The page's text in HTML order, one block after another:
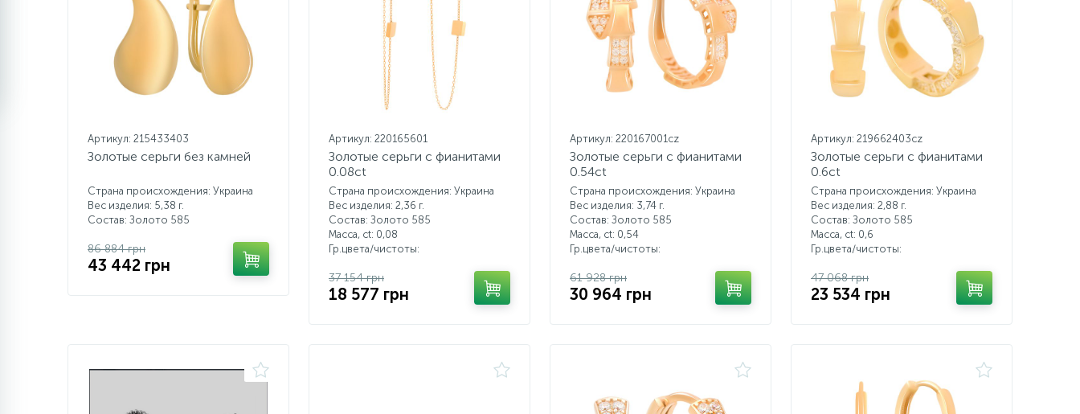
Артикул: 215433403
Золотые серьги без камней
Страна происхождения: Украина
Вес изделия: 5,38 г.
Состав: Золото 585
86 884 грн
43 442 грн
Артикул: 220165601
Золотые серьги с фианитами
0.08ct
Страна происхождения: Украина
Вес изделия: 2,36 г.
Состав: Золото 585
Масса, ct: 0,08
Гр.цвета/чистоты:
37 154 грн
18 577 грн
Артикул: 220167001cz
Золотые серьги с фианитами
0.54ct
Страна происхождения: Украина
Вес изделия: 3,74 г.
Состав: Золото 585
Масса, ct: 0,54
Гр.цвета/чистоты:
61 928 грн
30 964 грн
Артикул: 219662403cz
Золотые серьги с фианитами
0.6ct
Страна происхождения: Украина
Вес изделия: 2,88 г.
Состав: Золото 585
Масса, ct: 0,6
Гр.цвета/чистоты:
47 068 грн
23 534 грн